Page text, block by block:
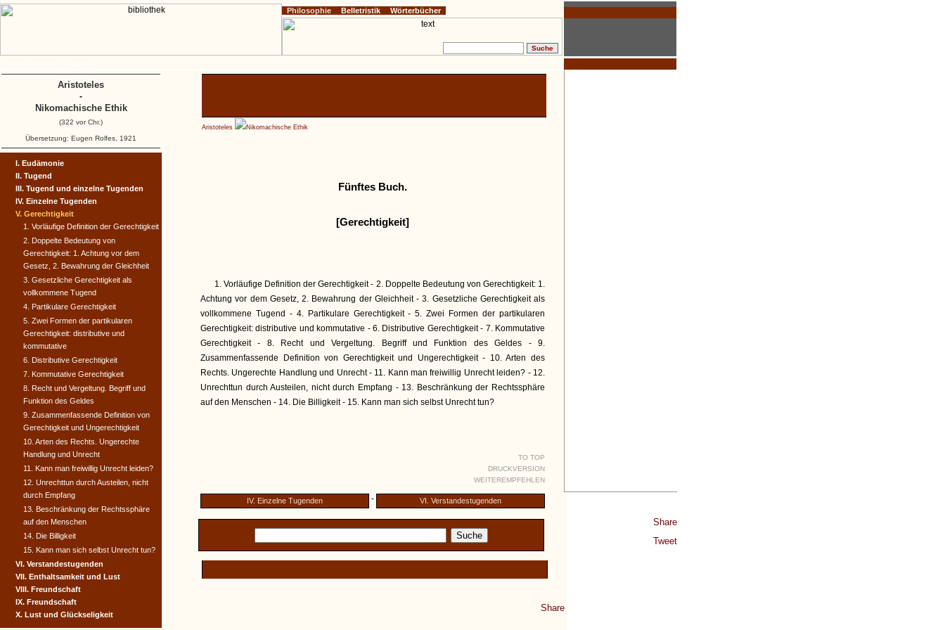
Share
Tweet
Aristoteles Nikomachische Ethik
Fünftes Buch.
[Gerechtigkeit]
1. Vorläufige Definition der Gerechtigkeit - 2. Doppelte Bedeutung von Gerechtigkeit: 1.
Achtung vor dem Gesetz, 2. Bewahrung der Gleichheit - 3. Gesetzliche Gerechtigkeit als
vollkommene Tugend - 4. Partikulare Gerechtigkeit - 5. Zwei Formen der partikularen
Gerechtigkeit: distributive und kommutative - 6. Distributive Gerechtigkeit - 7. Kommutative
Gerechtigkeit - 8. Recht und Vergeltung. Begriff und Funktion des Geldes - 9.
Zusammenfassende Definition von Gerechtigkeit und Ungerechtigkeit - 10. Arten des
Rechts. Ungerechte Handlung und Unrecht - 11. Kann man freiwillig Unrecht leiden? - 12.
Unrechttun durch Austeilen, nicht durch Empfang - 13. Beschränkung der Rechtssphäre
auf den Menschen - 14. Die Billigkeit - 15. Kann man sich selbst Unrecht tun?
TO TOP
DRUCKVERSION
WEITEREMPFEHLEN
IV. Einzelne Tugenden - VI. Verstandestugenden
Share
I. Eudämonie
II. Tugend
III. Tugend und einzelne Tugenden
IV. Einzelne Tugenden
V. Gerechtigkeit
1. Vorläufige Definition der Gerechtigkeit
2. Doppelte Bedeutung von
Gerechtigkeit: 1. Achtung vor dem
Gesetz, 2. Bewahrung der Gleichheit
3. Gesetzliche Gerechtigkeit als
vollkommene Tugend
4. Partikulare Gerechtigkeit
5. Zwei Formen der partikularen
Gerechtigkeit: distributive und
kommutative
6. Distributive Gerechtigkeit
7. Kommutative Gerechtigkeit
8. Recht und Vergeltung. Begriff und
Funktion des Geldes
9. Zusammenfassende Definition von
Gerechtigkeit und Ungerechtigkeit
10. Arten des Rechts. Ungerechte
Handlung und Unrecht
11. Kann man freiwillig Unrecht leiden?
12. Unrechttun durch Austeilen, nicht
durch Empfang
13. Beschränkung der Rechtssphäre
auf den Menschen
14. Die Billigkeit
15. Kann man sich selbst Unrecht tun?
VI. Verstandestugenden
VII. Enthaltsamkeit und Lust
VIII. Freundschaft
IX. Freundschaft
X. Lust und Glückseligkeit
Philosophie Belletristik Wörterbücher
Aristoteles
-
Nikomachische Ethik
(322 vor Chr.)
Übersetzung: Eugen Rolfes, 1921